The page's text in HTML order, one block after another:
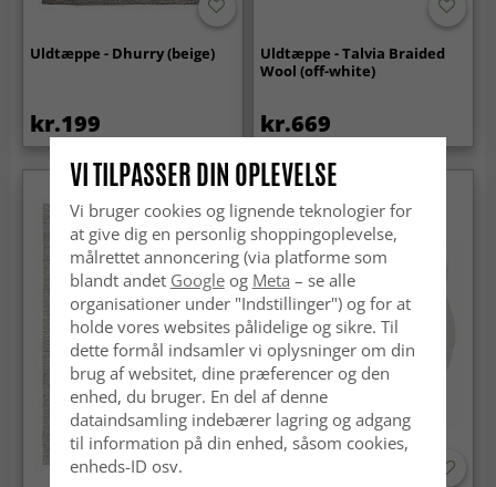
Uldtæppe - Dhurry (beige)
kr.199
Uldtæppe - Talvia Braided
Wool (off-white)
kr.669
VI TILPASSER DIN OPLEVELSE
Vi bruger cookies og lignende teknologier for
at give dig en personlig shoppingoplevelse,
målrettet annoncering (via platforme som
blandt andet Googleog Meta – se alle
organisationer under "Indstillinger") og for at
holde vores websites pålidelige og sikre. Til
dette formål indsamler vi oplysninger om din
brug af websitet, dine præferencer og den
enhed, du bruger. En del af denne
dataindsamling indebærer lagring og adgang
til information på din enhed, såsom cookies,
enheds-ID osv.